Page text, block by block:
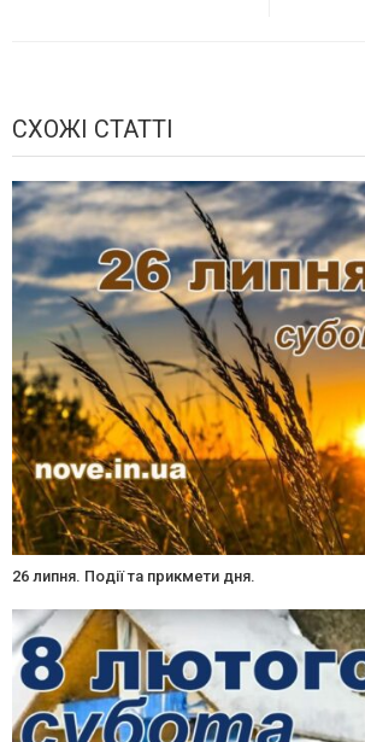
СХОЖІ СТАТТІ
26 липня. Події та прикмети дня.